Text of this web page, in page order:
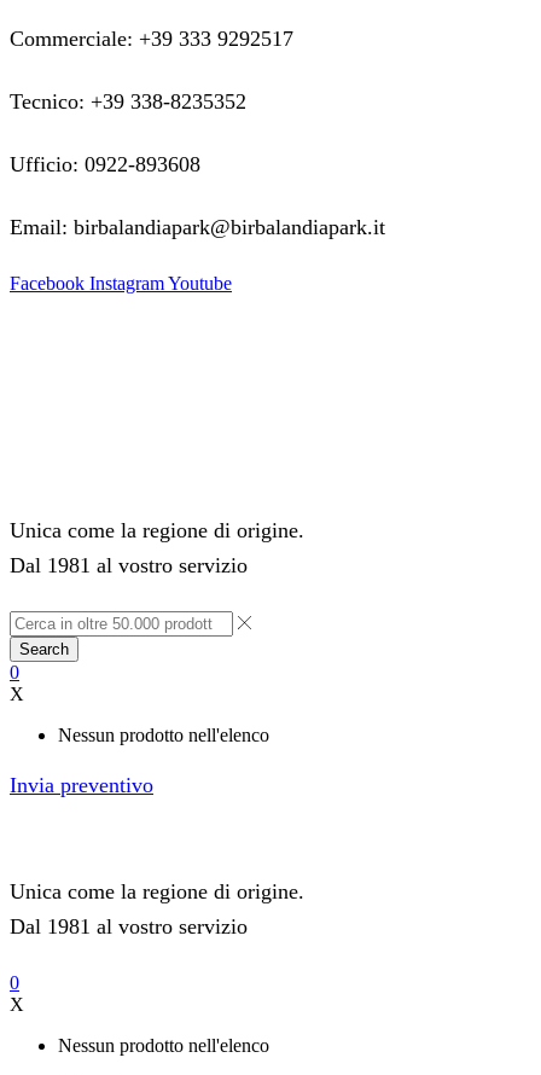
Commerciale: +39 333 9292517
Tecnico: +39 338-8235352
Ufficio: 0922-893608
Email: birbalandiapark@birbalandiapark.it
Facebook InstagramYoutube
Unica come la regione di origine.
Dal 1981 al vostro servizio
Search
0
X
Nessun prodotto nell'elenco
Invia preventivo
Unica come la regione di origine.
Dal 1981 al vostro servizio
0
X
Nessun prodotto nell'elenco